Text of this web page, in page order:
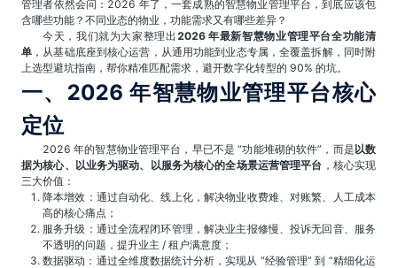
管理者依然会问：2026 年了，一套成熟的智慧物业管理平台，到底应该包
含哪些功能？不同业态的物业，功能需求又有哪些差异？
今天，我们就为大家整理出 2026 年最新智慧物业管理平台全功能清
单 ，从基础底座到核心运营，从通用功能到业态专属，全覆盖拆解，同时附
上选型避坑指南，帮你精准匹配需求，避开数字化转型的 90% 的坑。
一、2026 年智慧物业管理平台核心
定位
2026 年的智慧物业管理平台，早已不是 “功能堆砌的软件”，而是以数
据为核心、以业务为驱动、以服务为核心的全场景运营管理平台 ，核心实现
三大价值：
降本增效：通过自动化、线上化，解决物业收费难、对账繁、人工成本
高的核心痛点；
服务升级：通过全流程闭环管理，解决业主报修慢、投诉无回音、服务
不透明的问题，提升业主 / 租户满意度；
数据驱动：通过全维度数据统计分析，实现从 “经验管理” 到 “精细化运